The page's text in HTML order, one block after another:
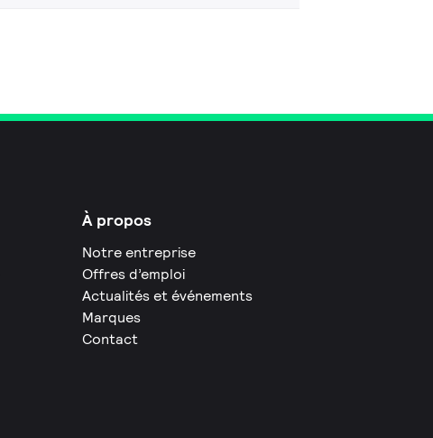
À propos
Notre entreprise
Offres d’emploi
Actualités et événements
Marques
Contact